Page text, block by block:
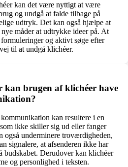
kan det være nyttigt at være
og undgå at falde tilbage på
udtryk. Det kan også hjælpe at
måder at udtrykke ideer på. At
og aktivt søge efter
til at undgå klichéer.
kan brugen af klichéer have
kan resultere i en
ikke skiller sig ud eller fanger
også underminere troværdigheden,
signalere, at afsenderen ikke har
budskabet. Derudover kan klichéer
og personlighed i teksten.